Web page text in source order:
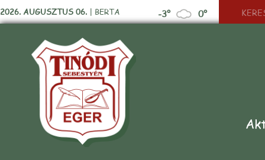
2026. AUGUSZTUS 06. | BERTA -3° 0°